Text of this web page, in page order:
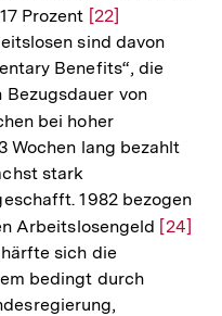
Prozent Zur
Auflösung
der
Fußnote
[22]
sind davon
Benefits“, die
Bezugsdauer von
bei hoher
Wochen lang bezahlt
stark
1982 bezogen
Arbeitslosengeld Zur
[24]
sich die
bedingt durch